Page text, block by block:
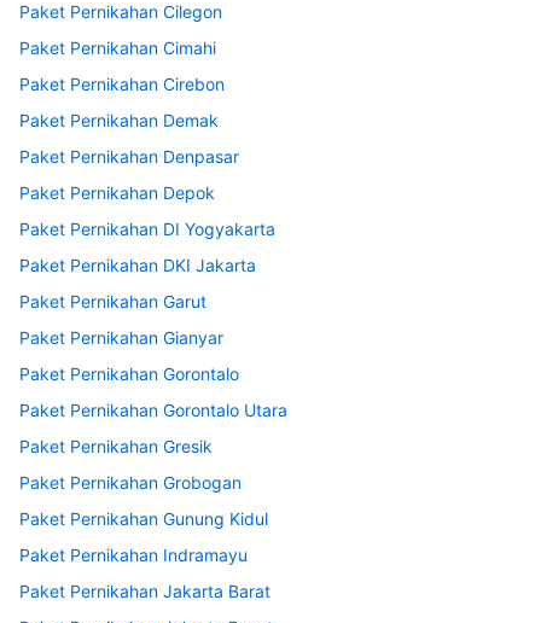
Paket Pernikahan Cilegon
Paket Pernikahan Cimahi
Paket Pernikahan Cirebon
Paket Pernikahan Demak
Paket Pernikahan Denpasar
Paket Pernikahan Depok
Paket Pernikahan DI Yogyakarta
Paket Pernikahan DKI Jakarta
Paket Pernikahan Garut
Paket Pernikahan Gianyar
Paket Pernikahan Gorontalo
Paket Pernikahan Gorontalo Utara
Paket Pernikahan Gresik
Paket Pernikahan Grobogan
Paket Pernikahan Gunung Kidul
Paket Pernikahan Indramayu
Paket Pernikahan Jakarta Barat